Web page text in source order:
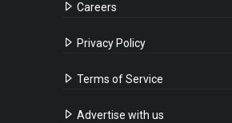
Careers
Privacy Policy
Terms of Service
Advertise with us